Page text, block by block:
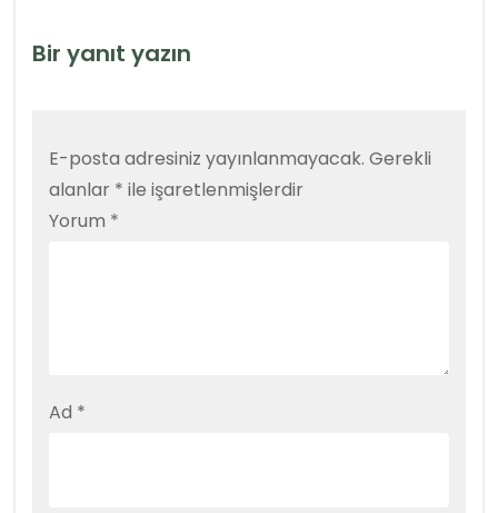
Bir yanıt yazın
E-posta adresiniz yayınlanmayacak. Gerekli
alanlar * ile işaretlenmişlerdir
Yorum *
Ad *